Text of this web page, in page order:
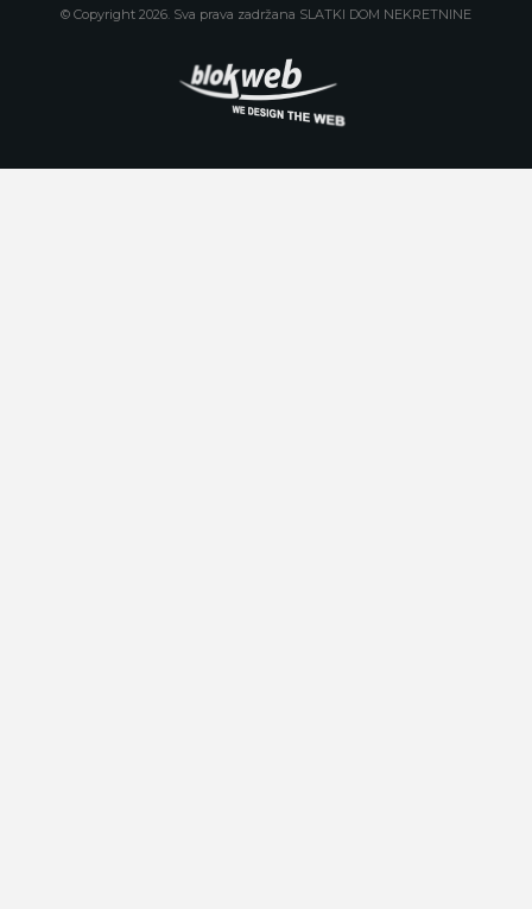
© Copyright 2026. Sva prava zadržana SLATKI DOM NEKRETNINE